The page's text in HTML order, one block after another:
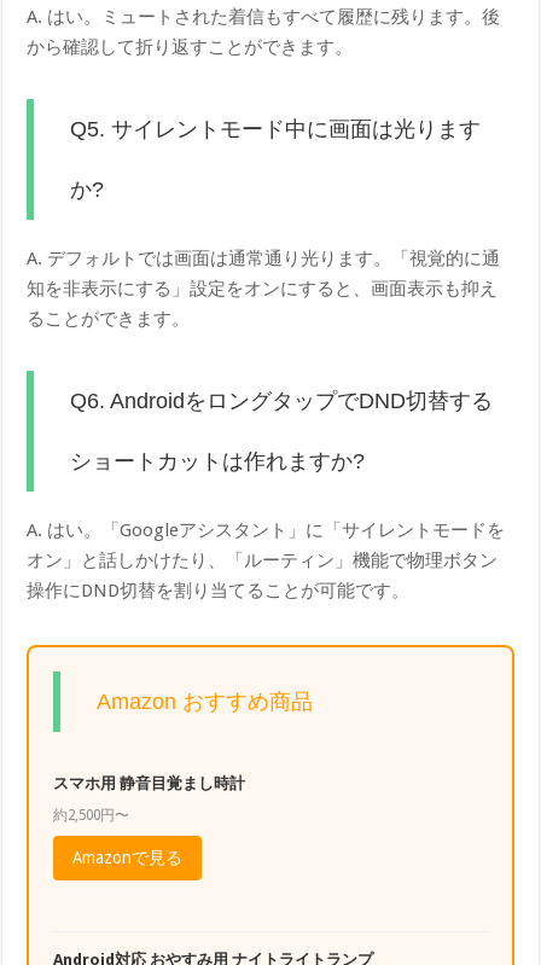
A. はい。ミュートされた着信もすべて履歴に残ります。後
から確認して折り返すことができます。
Q5. サイレントモード中に画面は光ります
か?
A. デフォルトでは画面は通常通り光ります。「視覚的に通
知を非表示にする」設定をオンにすると、画面表示も抑え
ることができます。
Q6. AndroidをロングタップでDND切替する
ショートカットは作れますか?
A. はい。「Googleアシスタント」に「サイレントモードを
オン」と話しかけたり、「ルーティン」機能で物理ボタン
操作にDND切替を割り当てることが可能です。
Amazon おすすめ商品
スマホ用 静音目覚まし時計
約2,500円〜
Amazonで見る
Android対応 おやすみ用 ナイトライトランプ